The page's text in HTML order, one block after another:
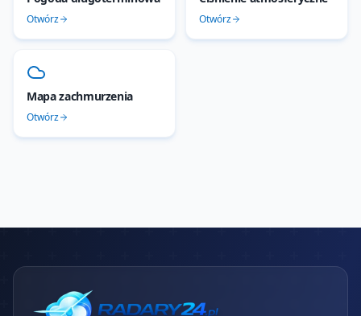
Otwórz Otwórz
Mapa zachmurzenia
Otwórz